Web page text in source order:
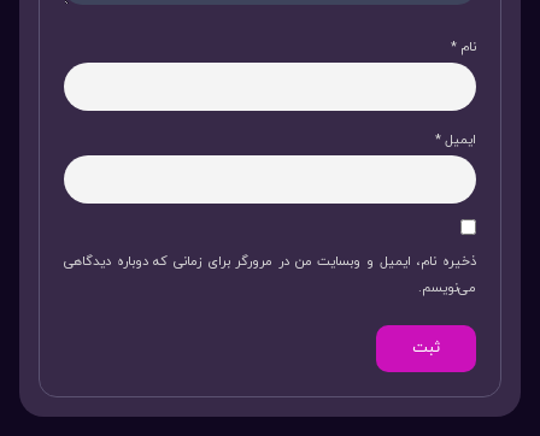
نام *
ایمیل*
ذخیره نام، ایمیل و وبسایت من در مرورگر برای زمانی که دوباره دیدگاهی
می‌نویسم.